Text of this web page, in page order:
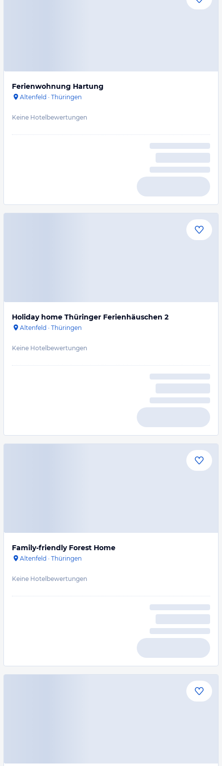
Ferienwohnung Hartung
Altenfeld · Thüringen
Keine Hotelbewertungen
Holiday home Thüringer Ferienhäuschen 2
Altenfeld · Thüringen
Keine Hotelbewertungen
Family-friendly Forest Home
Altenfeld · Thüringen
Keine Hotelbewertungen